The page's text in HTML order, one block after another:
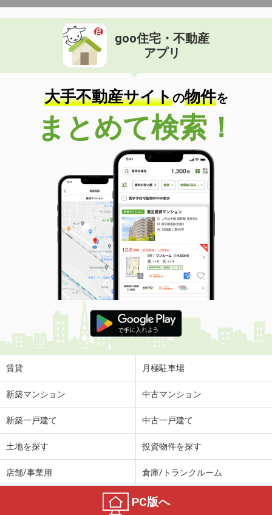
goo住宅・不動産
アプリ
大手不動産サイトの物件を
まとめて検索！
賃貸 月極駐車場
新築マンション 中古マンション
新築一戸建て 中古一戸建て
土地を探す 投資物件を探す
店舗/事業用 倉庫/トランクルーム
PC版へ